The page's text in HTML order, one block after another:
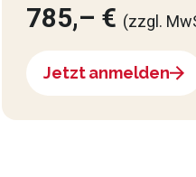
785,– € (zzgl.
Jetzt anmelden